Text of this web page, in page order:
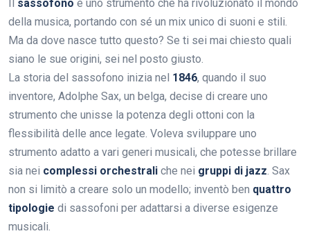
sassofono è uno strumento che ha rivoluzionato il mondo
della musica, portando con sé un mix unico di suoni e stili.
Ma da dove nasce tutto questo? Se ti sei mai chiesto quali
siano le sue origini, sei nel posto giusto.
La storia del sassofono inizia nel 1846, quando il suo
inventore, Adolphe Sax, un belga, decise di creare uno
strumento che unisse la potenza degli ottoni con la
flessibilità delle ance legate. Voleva sviluppare uno
strumento adatto a vari generi musicali, che potesse brillare
sia nei complessi orchestrali che nei gruppi di jazz. Sax
non si limitò a creare solo un modello; inventò ben quattro
tipologie di sassofoni per adattarsi a diverse esigenze
musicali.